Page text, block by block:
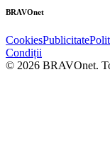
BRAVOnet
CookiesPublicitate
Condiții
© 2026 BRAVOnet.